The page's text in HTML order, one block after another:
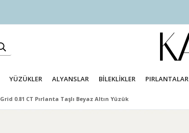
YÜZÜKLER ALYANSLAR BİLEKLİKLER PIRLANTALAR
Grid 0.81 CT Pırlanta Taşlı Beyaz Altın Yüzük